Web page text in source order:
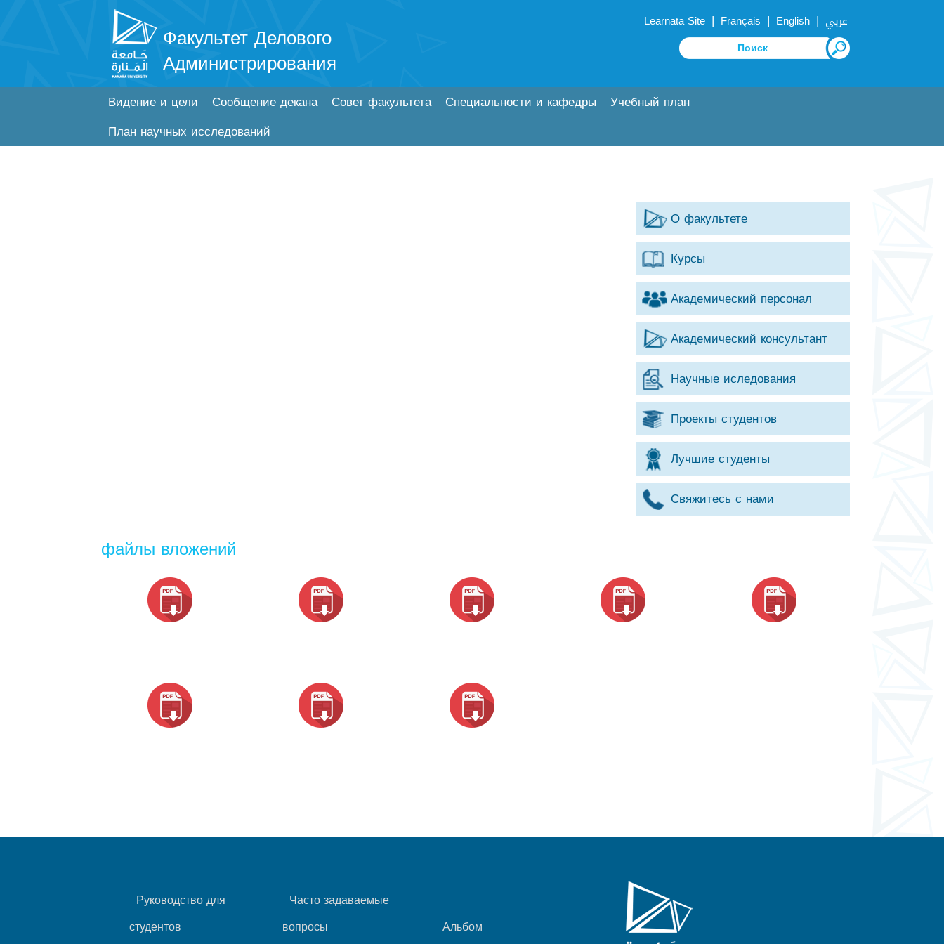
Факультет Делового
Администрирования
Learnata Site | Français | English | عربي
Видение и цели Сообщение декана Совет факультета Специальности и кафедры
Учебный план
План научных исследований
О факультете
Курсы
Академический персонал
Академический консультант
Научные иследования
Проекты студентов
Лучшие студенты
Свяжитесь с нами
файлы вложений
Руководство для
студентов
Часто задаваемые
вопросы
Альбом